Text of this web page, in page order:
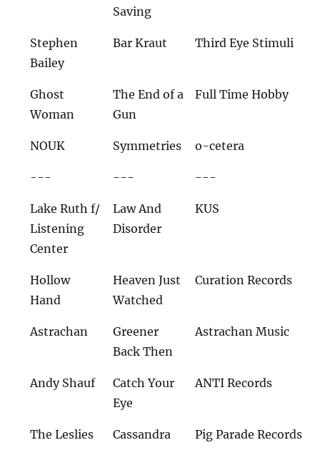
Saving
Stephen
Bailey
Bar Kraut Third Eye Stimuli
Ghost
Woman
The End of a
Gun
Full Time Hobby
NOUK Symmetries o-cetera
--- --- ---
Lake Ruth f/
Listening
Center
Law And
Disorder
KUS
Hollow
Hand
Heaven Just
Watched
Curation Records
Astrachan
Greener
Back Then
Astrachan Music
Andy Shauf
Catch Your
Eye
ANTI Records
The Leslies Cassandra Pig Parade Records